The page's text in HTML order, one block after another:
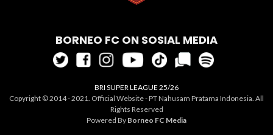
BORNEO FC ON SOSIAL MEDIA
BRI SUPER LEAGUE 25/26
Copyright © 2014 - 2021. Official Website - PT Nahusam Pratama Indonesia. All
Rights Reserved
Powered By Borneo FC Media